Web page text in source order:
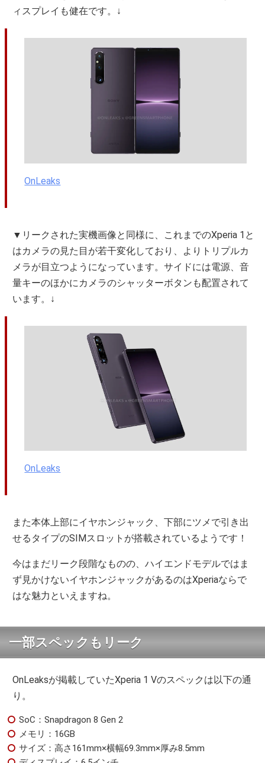
ィスプレイも健在です。↓
OnLeaks
▼リークされた実機画像と同様に、これまでのXperia 1と
はカメラの見た目が若干変化しており、よりトリプルカ
メラが目立つようになっています。サイドには電源、音
量キーのほかにカメラのシャッターボタンも配置されて
います。↓
OnLeaks
また本体上部にイヤホンジャック、下部にツメで引き出
せるタイプのSIMスロットが搭載されているようです！
今はまだリーク段階なものの、ハイエンドモデルではま
ず見かけないイヤホンジャックがあるのはXperiaならで
はな魅力といえますね。
一部スペックもリーク
OnLeaksが掲載していたXperia 1 Vのスペックは以下の通
り。
SoC：Snapdragon 8 Gen 2
メモリ：16GB
サイズ：高さ161mm×横幅69.3mm×厚み8.5mm